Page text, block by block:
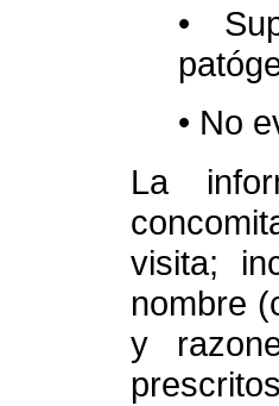
•
• No
La
visita;
nombre
y